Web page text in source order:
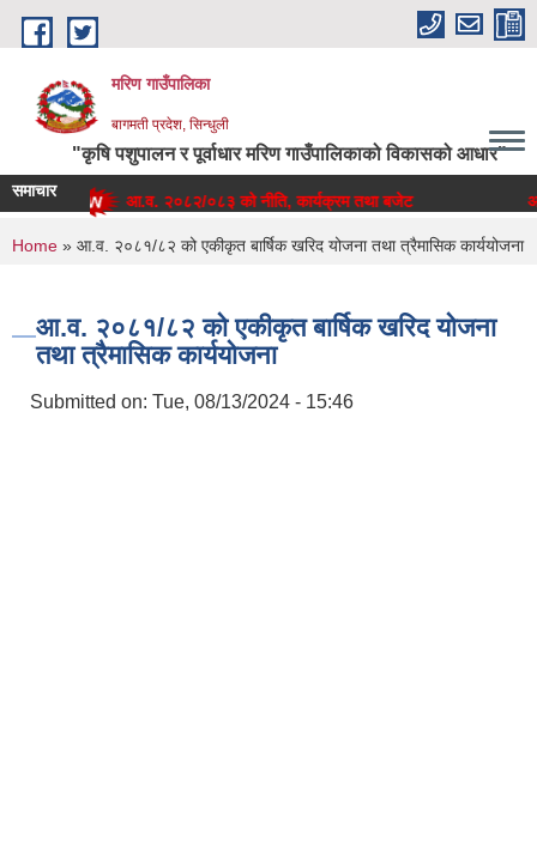
Skip to main content
मरिण गाउँपालिका
बागमती प्रदेश, सिन्धुली
"कृषि पशुपालन र पूर्वाधार मरिण गाउँपालिकाको विकासको आधार"
समाचार
आ.व. २०८२/०८३ को नीति, कार्यक्रम तथा बजेट
You are here
Home » आ.व. २०८१/८२ को एकीकृत बार्षिक खरिद योजना तथा त्रैमासिक कार्ययोजना
आ.व. २०८१/८२ को एकीकृत बार्षिक खरिद योजना
तथा त्रैमासिक कार्ययोजना
Submitted on: Tue, 08/13/2024 - 15:46